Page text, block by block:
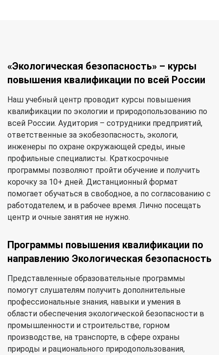
«Экологическая безопасность» – курсы
повышения квалификации по всей России
Наш учебный центр проводит курсы повышения
квалификации по экологии и природопользованию по
всей России. Аудитория – сотрудники предприятий,
ответственные за экобезопасность, экологи,
инженеры по охране окружающей среды, иные
профильные специалисты. Краткосрочные
программы позволяют пройти обучение и получить
корочку за 10+ дней. Дистанционный формат
помогает обучаться в свободное, а по согласованию с
работодателем, и в рабочее время. Лично посещать
центр и очные занятия не нужно.
Программы повышения квалификации по
направлению Экологическая безопасность
Представленные образовательные программы
помогут слушателям получить дополнительные
профессиональные знания, навыки и умения в
области обеспечения экологической безопасности в
промышленности и строительстве, горном
производстве, на транспорте, в сфере охраны
природы и рационального природопользования,